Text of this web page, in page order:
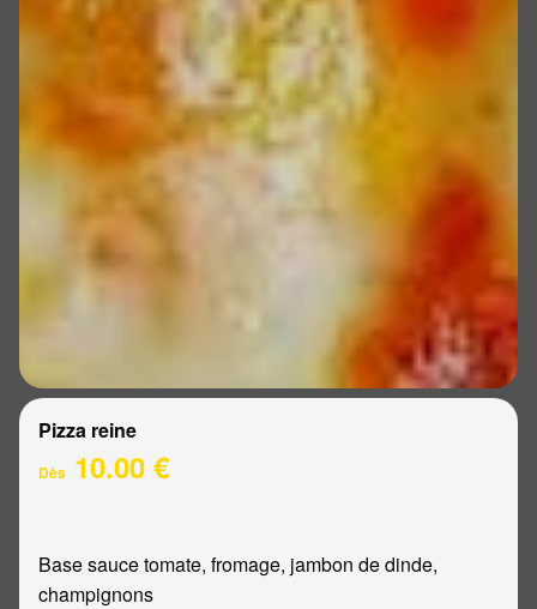
Pizza reine
Dès 10.00 €
Base sauce tomate, fromage, jambon de dinde,
champignons